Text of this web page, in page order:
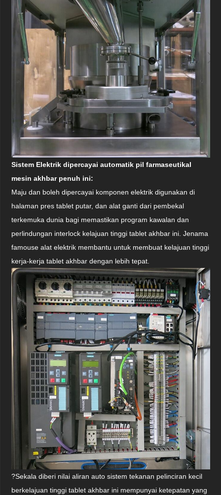
Sistem Elektrik dipercayai automatik pil farmaseutikal
mesin akhbar penuh ini:
Maju dan boleh dipercayai komponen elektrik digunakan di
halaman pres tablet putar, dan alat ganti dari pembekal
terkemuka dunia bagi memastikan program kawalan dan
perlindungan interlock kelajuan tinggi tablet akhbar ini. Jenama
famouse alat elektrik membantu untuk membuat kelajuan tinggi
kerja-kerja tablet akhbar dengan lebih tepat.
?Sekala diberi nilai aliran auto sistem tekanan pelinciran kecil
berkelajuan tinggi tablet akhbar ini mempunyai ketepatan yang